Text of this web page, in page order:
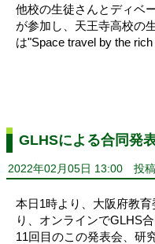
他校の生徒さんとディベ
が参加し、天王寺高校の
は"Space travel by the rich
GLHSによる合同発
2022年02月05日 13:00 投
本日1時より、大阪府教
り、オンラインでGLHS
11回目のこの発表会、研